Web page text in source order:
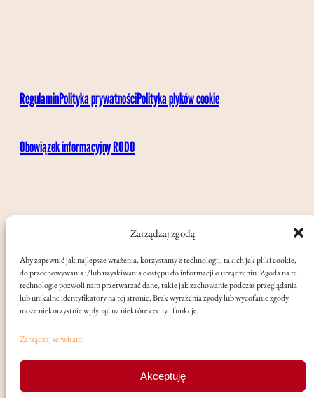
Zarządzaj zgodą
Aby zapewnić jak najlepsze wrażenia, korzystamy z technologii, takich jak pliki cookie,
do przechowywania i/lub uzyskiwania dostępu do informacji o urządzeniu. Zgoda na te
technologie pozwoli nam przetwarzać dane, takie jak zachowanie podczas przeglądania
lub unikalne identyfikatory na tej stronie. Brak wyrażenia zgody lub wycofanie zgody
może niekorzystnie wpłynąć na niektóre cechy i funkcje.
Zarządzaj serwisami
Akceptuję
RegulaminPolityka prywatnościPolityka plyków cookie
Obowiązek informacyjny RODO